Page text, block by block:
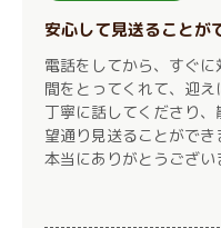
安心して見送ることが
電話をしてから、すぐ
間をとってくれて、迎
丁寧に話してくださり
望通り見送ることがで
本当にありがとうござい